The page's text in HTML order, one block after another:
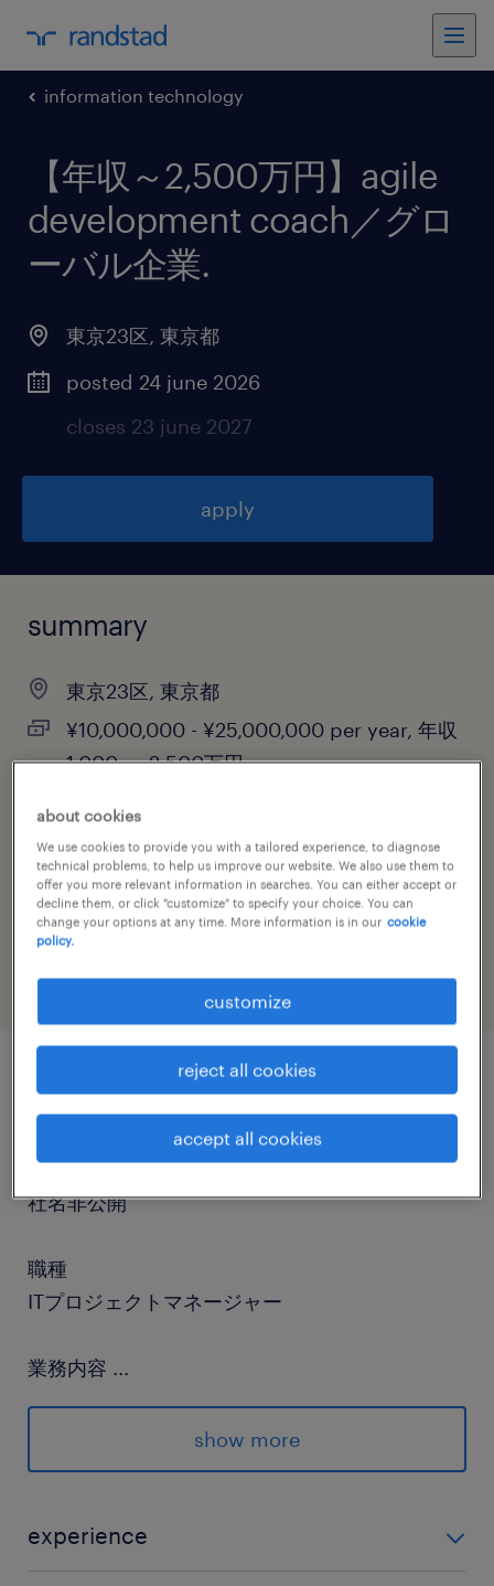
information technology
【年収～2,500万円】agile
development coach／グロ
ーバル企業.
東京23区, 東京都
posted 24 june 2026
closes 23 june 2027
apply
summary
東京23区, 東京都
¥10,000,000 - ¥25,000,000 per year, 年収
1,000 ～ 2,500万円
job category
information technology
job details
社名
社名非公開
職種
ITプロジェクトマネージャー
業務内容 ...
■ポジション概要顧客のDevOpsに関する課題を
識別し、ソフトウェアエンジニアリング技術と生
成AIを駆使して開発プロセスの改善、チームのス
アドバイザリといったコンサルティングサービス
show more
experience
about cookies
We use cookies to provide you with a tailored experience, to diagnose
technical problems, to help us improve our website. We also use them to
offer you more relevant information in searches. You can either accept or
decline them, or click "customize" to specify your choice. You can
change your options at any time. More information is in our cookie
policy.
customize
reject all cookies
accept all cookies